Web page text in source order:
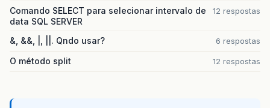
Comando SELECT para selecionar intervalo de
data SQL SERVER
12 respostas
&, &&, |, ||. Qndo usar? 6 respostas
O método split 12 respostas